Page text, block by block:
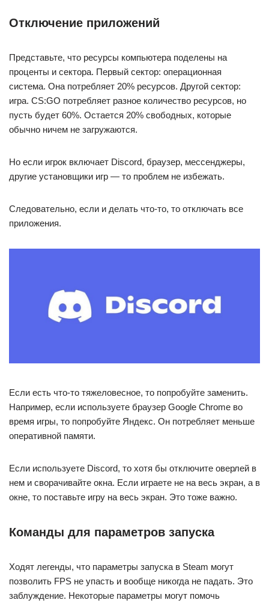
Отключение приложений
Представьте, что ресурсы компьютера поделены на
проценты и сектора. Первый сектор: операционная
система. Она потребляет 20% ресурсов. Другой сектор:
игра. CS:GO потребляет разное количество ресурсов, но
пусть будет 60%. Остается 20% свободных, которые
обычно ничем не загружаются.
Но если игрок включает Discord, браузер, мессенджеры,
другие установщики игр — то проблем не избежать.
Следовательно, если и делать что-то, то отключать все
приложения.
Если есть что-то тяжеловесное, то попробуйте заменить.
Например, если используете браузер Google Chrome во
время игры, то попробуйте Яндекс. Он потребляет меньше
оперативной памяти.
Если используете Discord, то хотя бы отключите оверлей в
нем и сворачивайте окна. Если играете не на весь экран, а в
окне, то поставьте игру на весь экран. Это тоже важно.
Команды для параметров запуска
Ходят легенды, что параметры запуска в Steam могут
позволить FPS не упасть и вообще никогда не падать. Это
заблуждение. Некоторые параметры могут помочь